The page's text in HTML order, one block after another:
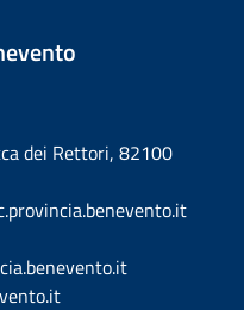
dei Rettori, 82100